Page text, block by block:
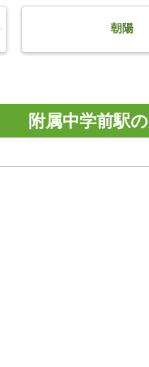
朝陽
附属中学前駅